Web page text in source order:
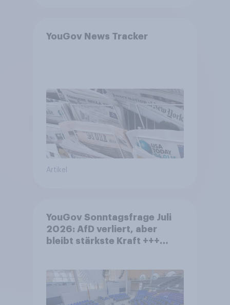
YouGov News Tracker
Artikel
YouGov Sonntagsfrage Juli
2026: AfD verliert, aber
bleibt stärkste Kraft +++